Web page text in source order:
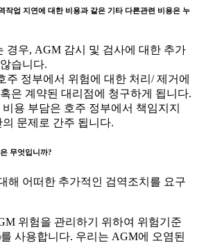
작업 지연에 대한 비용과 같은 기타 다른관련 비용은 누
경우, AGM 감시 및 검사에 대한 추가
습니다.
주 정부에서 위험에 대한 처리/ 제거에
은 계약된 대리점에 청구하게 됩니다.
용 부담은 호주 정부에서 책임지지
문제로 간주 됩니다.
무엇입니까?
해 어떠한 추가적인 검역조치를 요구
위험을 관리하기 위하여 위험기준
를 사용합니다. 우리는 AGM에 오염된